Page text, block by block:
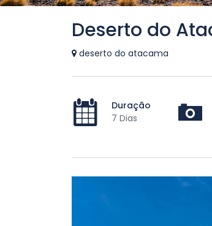
Deserto do
deserto do atacama
Duração
7 Dias